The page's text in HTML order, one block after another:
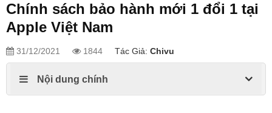
Chính sách bảo hành mới 1 đổi 1 tại
Apple Việt Nam
31/12/2021 1844 Tác Giả: Chivu
Nội dung chính